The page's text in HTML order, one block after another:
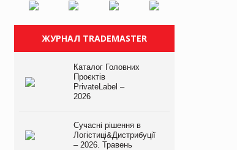
ЖУРНАЛ TRADEMASTER
Каталог Головних
Проєктів
PrivateLabel –
2026
Сучасні рішення в
Логістиці&Дистрибуції
– 2026. Травень